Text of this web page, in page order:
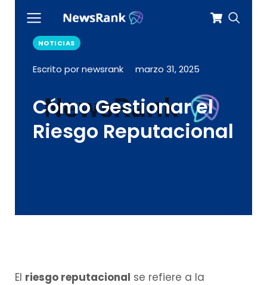
NOTICIAS
Escrito por newsrank marzo 31, 2025
Cómo Gestionar el
Riesgo Reputacional
El riesgo reputacional se refiere a la